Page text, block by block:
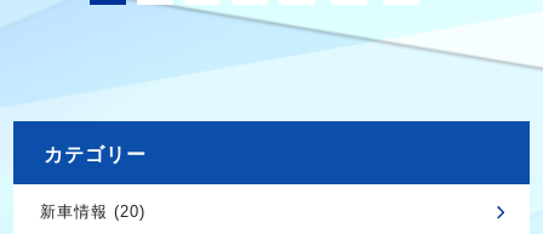
カテゴリー
新車情報 (20)